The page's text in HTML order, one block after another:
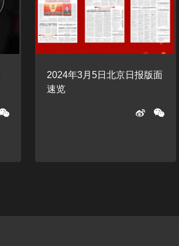
2024年3月5日北京日报版面
速览